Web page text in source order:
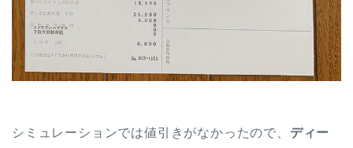
シミュレーションでは値引きがなかったので、 ディー